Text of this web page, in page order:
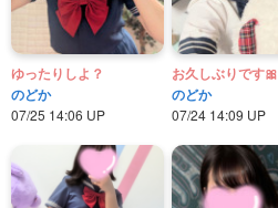
ゆったりしよ？
のどか
07/25 14:06 UP
お久しぶりです🎀
のどか
07/24 14:09 UP